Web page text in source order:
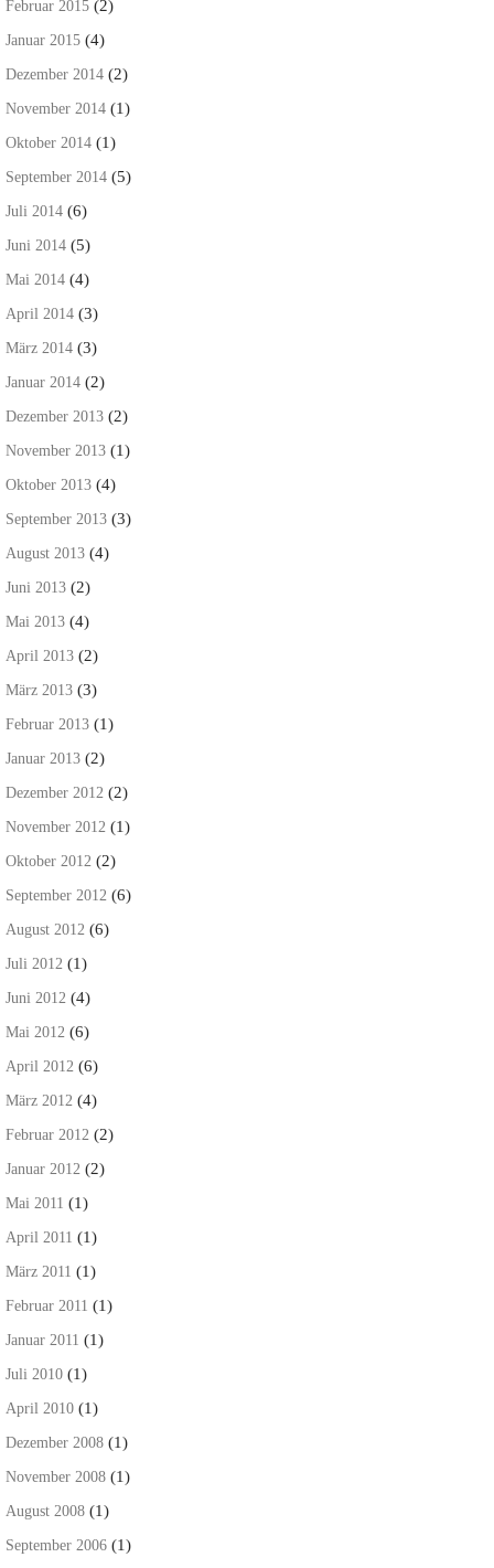
Februar 2015 (2)
Januar 2015 (4)
Dezember 2014 (2)
November 2014 (1)
Oktober 2014 (1)
September 2014 (5)
Juli 2014 (6)
Juni 2014 (5)
Mai 2014 (4)
April 2014 (3)
März 2014 (3)
Januar 2014 (2)
Dezember 2013 (2)
November 2013 (1)
Oktober 2013 (4)
September 2013 (3)
August 2013 (4)
Juni 2013 (2)
Mai 2013 (4)
April 2013 (2)
März 2013 (3)
Februar 2013 (1)
Januar 2013 (2)
Dezember 2012 (2)
November 2012 (1)
Oktober 2012 (2)
September 2012 (6)
August 2012 (6)
Juli 2012 (1)
Juni 2012 (4)
Mai 2012 (6)
April 2012 (6)
März 2012 (4)
Februar 2012 (2)
Januar 2012 (2)
Mai 2011 (1)
April 2011 (1)
März 2011 (1)
Februar 2011 (1)
Januar 2011 (1)
Juli 2010 (1)
April 2010 (1)
Dezember 2008 (1)
November 2008 (1)
August 2008 (1)
September 2006 (1)